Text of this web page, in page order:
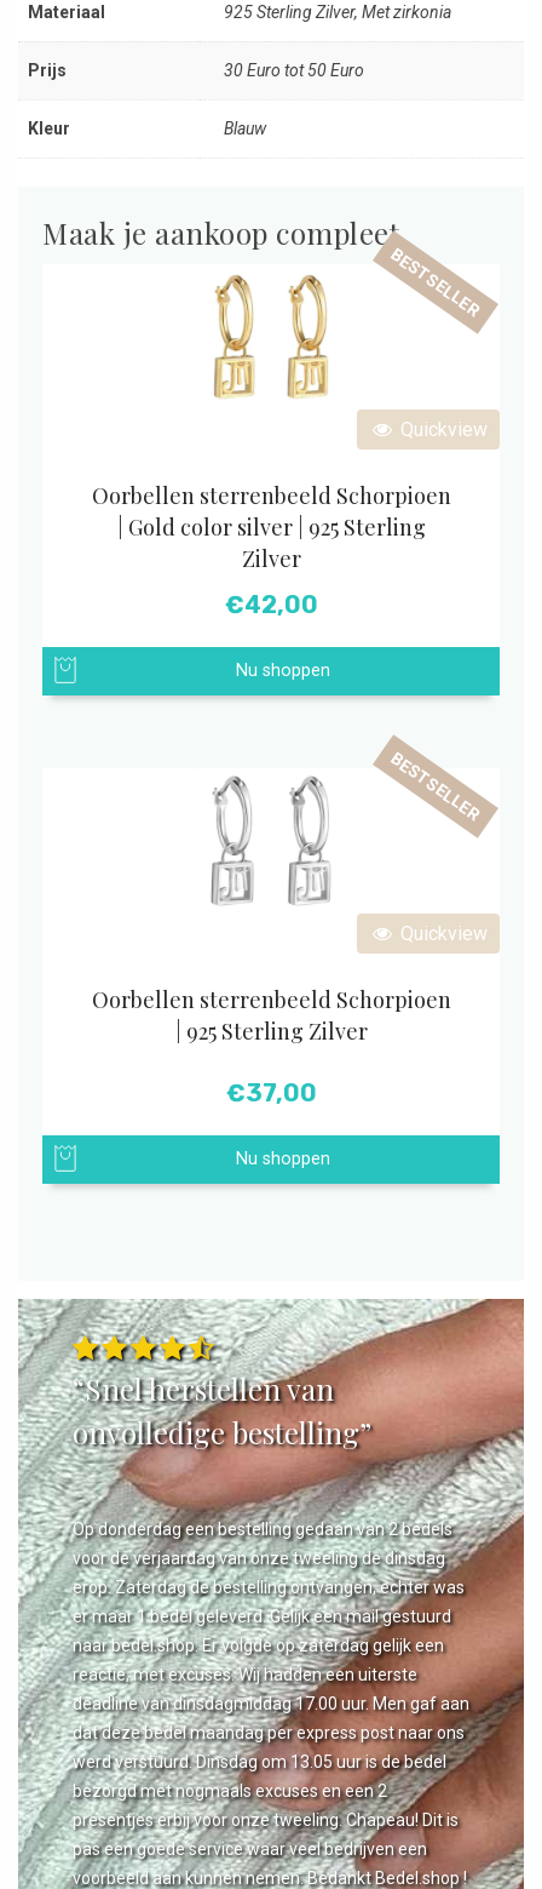
Materiaal 925 Sterling Zilver, Met zirkonia
Prijs 30 Euro tot 50 Euro
Kleur Blauw
Maak je aankoop compleet
Quickview
BESTSELLER
Oorbellen sterrenbeeld Schorpioen
| Gold color silver | 925 Sterling
Zilver
€42,00
Nu shoppen
Quickview
BESTSELLER
Oorbellen sterrenbeeld Schorpioen
| 925 Sterling Zilver
€37,00
Nu shoppen
“Snel herstellen van
onvolledige bestelling”
Op donderdag een bestelling gedaan van 2 bedels
voor de verjaardag van onze tweeling de dinsdag
erop. Zaterdag de bestelling ontvangen, echter was
er maar 1 bedel geleverd. Gelijk een mail gestuurd
naar bedel.shop. Er volgde op zaterdag gelijk een
reactie, met excuses. Wij hadden een uiterste
deadline van dinsdagmiddag 17.00 uur. Men gaf aan
dat deze bedel maandag per express post naar ons
werd verstuurd. Dinsdag om 13.05 uur is de bedel
bezorgd met nogmaals excuses en een 2
presentjes erbij voor onze tweeling. Chapeau! Dit is
pas een goede service waar veel bedrijven een
voorbeeld aan kunnen nemen. Bedankt Bedel.shop !